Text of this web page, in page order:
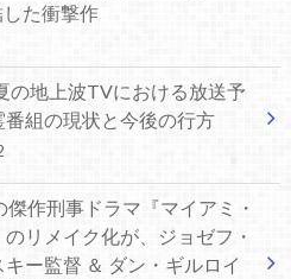
た衝撃作
の地上波TVにおける放送予
番組の現状と今後の行方
傑作刑事ドラマ『マイアミ・
リメイク化が、ジョゼフ・
キー監督 ＆ ダン・ギルロイ